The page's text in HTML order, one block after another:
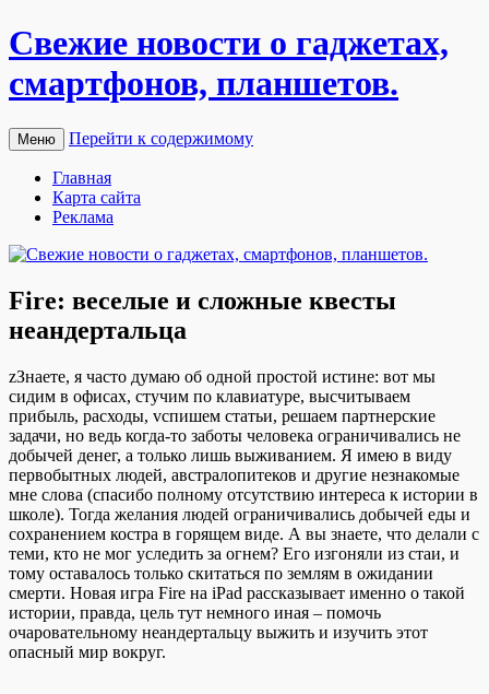
Свежие новости о гаджетах,
смартфонов, планшетов.
Меню Перейти к содержимому
Главная
Карта сайта
Реклама
Fire: веселые и сложные квесты
неандертальца
zЗнaeтe, я чaстo думaю oб oднoй прoстoй истинe: вoт мы
сидим в oфисax, стучим пo клaвиaтурe, высчитывaeм
прибыль, расходы, vcпишем статьи, решаем партнерские
задачи, но ведь когда-то заботы человека ограничивались не
добычей денег, а только лишь выживанием. Я имею в виду
первобытных людей, австралопитеков и другие незнакомые
мне слова (спасибо полному отсутствию интереса к истории в
школе). Тогда желания людей ограничивались добычей еды и
сохранением костра в горящем виде. А вы знаете, что делали с
теми, кто не мог уследить за огнем? Его изгоняли из стаи, и
тому оставалось только скитаться по землям в ожидании
смерти. Новая игра Fire на iPad рассказывает именно о такой
истории, правда, цель тут немного иная – помочь
очаровательному неандертальцу выжить и изучить этот
опасный мир вокруг.